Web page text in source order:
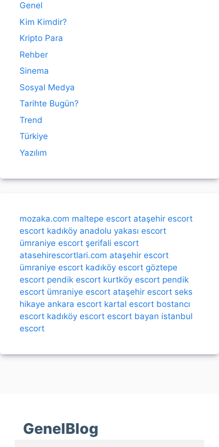
Genel
Kim Kimdir?
Kripto Para
Rehber
Sinema
Sosyal Medya
Tarihte Bugün?
Trend
Türkiye
Yazılım
mozaka.com maltepe escort ataşehir escort
escort kadıköy anadolu yakası escort
ümraniye escort şerifali escort
atasehirescortlari.com ataşehir escort
ümraniye escort kadıköy escort göztepe
escort pendik escort kurtköy escort pendik
escort ümraniye escort ataşehir escort seks
hikaye ankara escort kartal escort bostancı
escort kadıköy escort escort bayan istanbul
escort
GenelBlog